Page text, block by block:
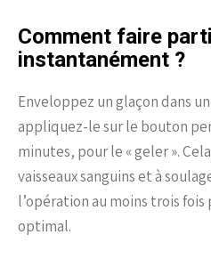
Comment faire
instantanément ?
Enveloppez un glaçon dans
appliquez-le sur le bouton
minutes, pour le « geler ».
vaisseaux sanguins et à
l’opération au moins trois
optimal.